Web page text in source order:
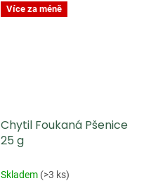
Více za méně
Chytil Foukaná Pšenice
25 g
Skladem (>3 ks)